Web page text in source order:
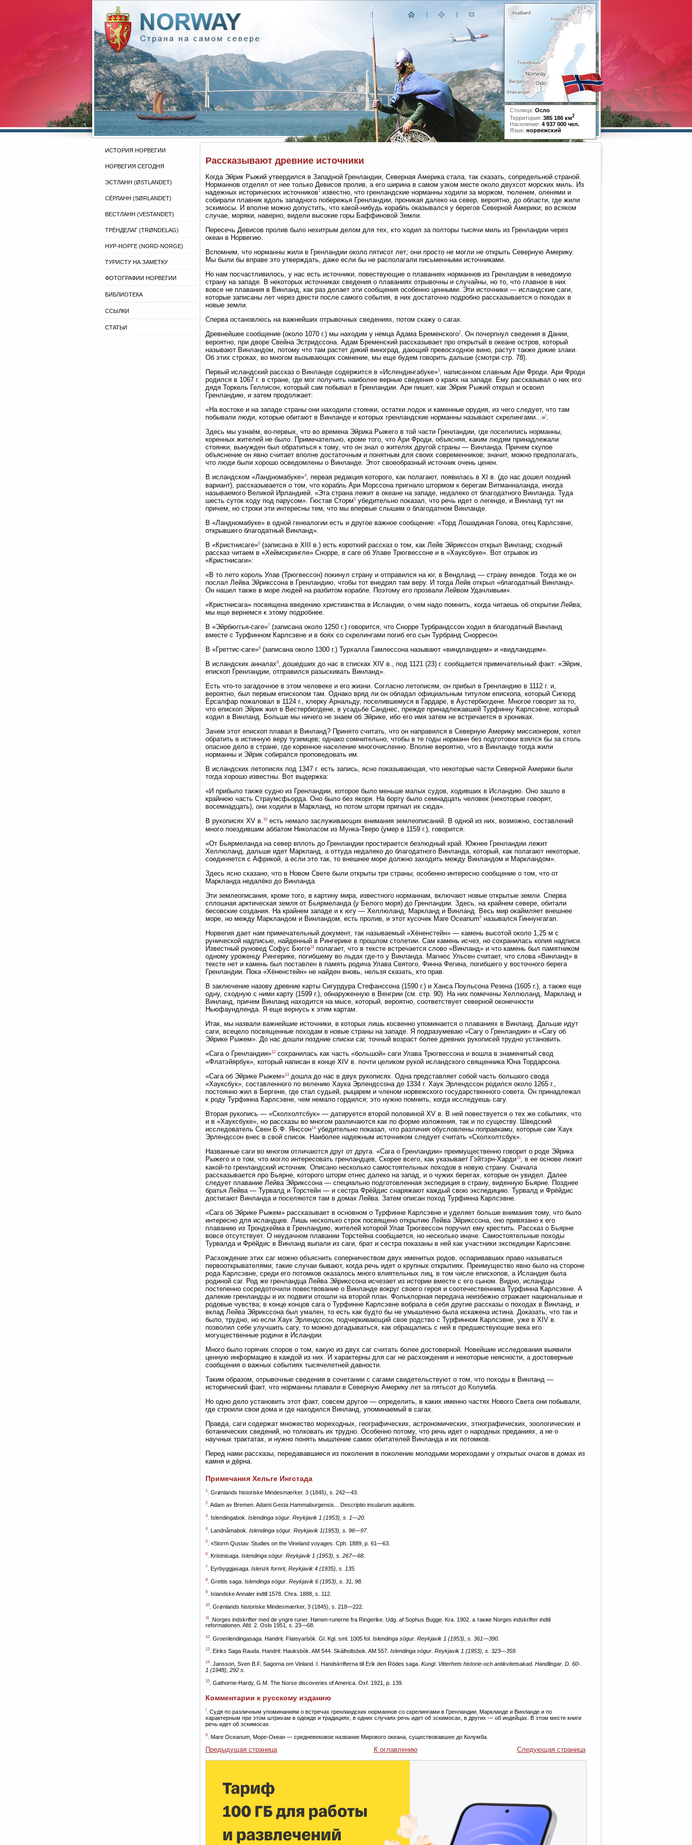
Столица: Осло
Территория: 385 186 км2
Население: 4 937 000 чел.
Язык: норвежский
ИСТОРИЯ НОРВЕГИИ
НОРВЕГИЯ СЕГОДНЯ
ЭСТЛАНН (ØSTLANDET)
СЁРЛАНН (SØRLANDET)
ВЕСТЛАНН (VESTANDET)
ТРЁНДЕЛАГ (TRØNDELAG)
НУР-НОРГЕ (NORD-NORGE)
ТУРИСТУ НА ЗАМЕТКУ
ФОТОГРАФИИ НОРВЕГИИ
БИБЛИОТЕКА
ССЫЛКИ
СТАТЬИ
Рассказывают древние источники
Когда Эйрик Рыжий утвердился в Западной Гренландии, Северная Америка стала, так сказать, сопредельной страной.
Норманнов отделял от нее только Девисов пролив, а его ширина в самом узком месте около двухсот морских миль. Из
надежных исторических источников1 известно, что гренландские норманны ходили за моржом, тюленем, оленями и
собирали плавник вдоль западного побережья Гренландии, проникая далеко на север, вероятно, до области, где жили
эскимосы. И вполне можно допустить, что какой-нибудь корабль оказывался у берегов Северной Америки; во всяком
случае, моряки, наверно, видели высокие горы Баффиновой Земли.
Пересечь Девисов пролив было нехитрым делом для тех, кто ходил за полторы тысячи миль из Гренландии через
океан в Норвегию.
Вспомним, что норманны жили в Гренландии около пятисот лет; они просто не могли не открыть Северную Америку.
Мы были бы вправе это утверждать, даже если бы не располагали письменными источниками.
Но нам посчастливилось, у нас есть источники, повествующие о плаваниях норманнов из Гренландии в неведомую
страну на западе. В некоторых источниках сведения о плаваниях отрывочны и случайны, но то, что главное в них
вовсе не плавания в Винланд, как раз делает эти сообщения особенно ценными. Эти источники — исландские саги,
которые записаны лет через двести после самого события, в них достаточно подробно рассказывается о походах в
новые земли.
Сперва остановлюсь на важнейших отрывочных сведениях, потом скажу о сагах.
Древнейшее сообщение (около 1070 г.) мы находим у немца Адама Бременского2. Он почерпнул сведения в Дании,
вероятно, при дворе Свейна Эстридссона. Адам Бременский рассказывает про открытый в океане остров, который
называют Винландом, потому что там растет дикий виноград, дающий превосходное вино, растут также дикие злаки.
Об этих строках, во многом вызывающих сомнение, мы еще будем говорить дальше (смотри стр. 78).
Первый исландский рассказ о Винланде содержится в «Ислендингабуке»3
, написанном славным Ари Фроди. Ари Фроди
родился в 1067 г. в стране, где мог получить наиболее верные сведения о краях на западе. Ему рассказывал о них его
дядя Торкель Геллисон, который сам побывал в Гренландии. Ари пишет, как Эйрик Рыжий открыл и освоил
Гренландию, и затем продолжает:
«На востоке и на западе страны они находили стоянки, остатки лодок и каменные орудия, из чего следует, что там
побывали люди, которые обитают в Винланде и которых гренландские норманны называют скрелингами...» .
Здесь мы узнаём, во-первых, что во времена Эйрика Рыжего в той части Гренландии, где поселились норманны,
коренных жителей не было. Примечательно, кроме того, что Ари Фроди, объясняя, каким людям принадлежали
стоянки, вынужден был обратиться к тому, что он знал о жителях другой страны — Винланда. Причем скупое
объяснение он явно считает вполне достаточным и понятным для своих современников; значит, можно предполагать,
что люди были хорошо осведомлены о Винланде. Этот своеобразный источник очень ценен.
В исландском «Ландномабуке»4, первая редакция которого, как полагают, появилась в XI в. (до нас дошел поздний
вариант), рассказывается о том, что корабль Ари Морссона пригнало штормом к берегам Витманналанда, иногда
называемого Великой Ирландией. «Эта страна лежит в океане на западе, недалеко от благодатного Винланда. Туда
шесть суток ходу под парусом». Гюстав Сторм5 убедительно показал, что речь идет о легенде, и Винланд тут ни
причем, но строки эти интересны тем, что мы впервые слышим о благодатном Винланде.
В «Ландномабуке» в одной генеалогии есть и другое важное сообщение: «Торд Лошадиная Голова, отец Карлсэвне,
открывшего благодатный Винланд».
В «Кристнисаге»6 (записана в XIII в.) есть короткий рассказ о том, как Лейв Эйрикссон открыл Винланд; сходный
рассказ читаем в «Хеймскрингле» Снорре, в саге об Улаве Трюгвессоне и в «Хауксбуке». Вот отрывок из
«Кристнисаги»:
«В то лето король Улав (Трюгвессон) покинул страну и отправился на юг, в Вендланд — страну венедов. Тогда же он
послал Лейва Эйрикссона в Гренландию, чтобы тот внедрял там веру. И тогда Лейв открыл «благодатный Винланд».
Он нашел также в море людей на разбитом корабле. Поэтому его прозвали Лейвом Удачливым».
«Кристнисага» посвящена введению христианства в Исландии, о чем надо помнить, когда читаешь об открытии Лейва;
мы еще вернемся к этому подробнее.
В «Эйрбюггья-саге»7 (записана около 1250 г.) говорится, что Снорре Турбрандссон ходил в благодатный Винланд
вместе с Турфинном Карлсэвне и в боях со скрелингами погиб его сын Турбранд Снорресон.
В «Греттис-саге»8 (записана около 1300 г.) Турхалла Гамлессона называют «виндландцем» и «видландцем».
В исландских анналах9, дошедших до нас в списках XIV в., под 1121 (23) г. сообщается примечательный факт: «Эйрик,
епископ Гренландии, отправился разыскивать Винланд».
Есть что-то загадочное в этом человеке и его жизни. Согласно летописям, он прибыл в Гренландию в 1112 г. и,
вероятно, был первым епископом там. Однако вряд ли он обладал официальным титулом епископа, который Сигюрд
Ёрсалфар пожаловал в 1124 г., клерку Арнальду, поселившемуся в Гардаре, в Аустербюгдене. Многое говорит за то,
что епископ Эйрик жил в Вестербюгдене, в усадьбе Санднес, прежде принадлежавшей Турфинну Карлсэвне, который
ходил в Винланд. Больше мы ничего не знаем об Эйрике, ибо его имя затем не встречается в хрониках.
Зачем этот епископ плавал в Винланд? Принято считать, что он направился в Северную Америку миссионером, хотел
обратить в истинную веру туземцев; однако сомнительно, чтобы в те годы норманн без подготовки взялся бы за столь
опасное дело в стране, где коренное население многочисленно. Вполне вероятно, что в Винланде тогда жили
норманны и Эйрик собирался проповедовать им.
В исландских летописях под 1347 г. есть запись, ясно показывающая, что некоторые части Северной Америки были
тогда хорошо известны. Вот выдержка:
«И прибыло также судно из Гренландии, которое было меньше малых судов, ходивших в Исландию. Оно зашло в
крайнюю часть Страумсфьорда. Оно было без якоря. На борту было семнадцать человек (некоторые говорят,
восемнадцать), они ходили в Маркланд, но потом шторм пригнал их сюда».
В рукописях XV в.10 есть немало заслуживающих внимания землеописаний. В одной из них, возможно, составлений
много поездившим аббатом Николасом из Мунка-Тверо (умер в 1159 г.), говорится:
«От Бьярмеланда на север вплоть до Гренландии простирается безлюдный край. Южнее Гренландии лежит
Хеллюланд, дальше идет Маркланд, а оттуда недалеко до благодатного Винланда, который, как полагают некоторые,
соединяется с Африкой, а если это так, то внешнее море должно заходить между Винландом и Маркландом».
Здесь ясно сказано, что в Новом Свете были открыты три страны; особенно интересно сообщение о том, что от
Маркланда недалёко до Винланда.
Эти землеописания, кроме того, в картину мира, известного норманнам, включают новые открытые земли. Сперва
сплошная арктическая земля от Бьярмеланда (у Белого моря) до Гренландии. Здесь, на крайнем севере, обитали
бесовские создания. На крайнем западе и к югу — Хеллюланд, Маркланд и Винланд. Весь мир окаймляет внешнее
море, но между Маркландом и Винландом, есть пролив, и этот кусочек Mare OceanumII назывался Гиннунгагап.
Норвегия дает нам примечательный документ, так называемый «Хёненстейн» — камень высотой около 1,25 м с
рунической надписью, найденный в Рингерике в прошлом столетии. Сам камень исчез, но сохранилась копия надписи.
Известный руновед Софус Бюгге11 полагает, что в тексте встречается слово «Винланд» и что камень был памятником
одному уроженцу Рингерике, погибшему во льдах где-то у Винланда. Магнюс Ульсен считает, что слова «Винланд» в
тексте нет и камень был поставлен в память родича Улава Святого, Финна Фегина, погибшего у восточного берега
Гренландии. Пока «Хёненстейн» не найден вновь, нельзя сказать, кто прав.
В заключение назову древние карты Сигурдура Стефанссона (1590 г.) и Ханса Поульсона Резена (1605 г.), а также еще
одну, сходную с ними карту (1599 г.), обнаруженную в Венгрии (см. стр. 90). На них помечены Хеллюланд, Маркланд и
Винланд, причем Винланд находится на мысе, который, вероятно, соответствует северной оконечности
Ньюфаундленда. Я еще вернусь к этим картам.
Итак, мы назвали важнейшие источники, в которых лишь косвенно упоминается о плаваниях в Винланд. Дальше идут
саги, всецело посвященные походам в новые страны на западе. Я подразумеваю «Сагу о Гренландии» и «Сагу об
Эйрике Рыжем». До нас дошли поздние списки саг, точный возраст более древних рукописей трудно установить.
«Сага о Гренландии»12 сохранилась как часть «большой» саги Улава Трюгвессона и вошла в знаменитый свод
«Флатэйярбук», который написан в конце XIV в. почти целиком рукой исландского священника Юна Тордарсона.
«Сага об Эйрике Рыжем»13 дошла до нас в двух рукописях. Одна представляет собой часть большого свода
«Хауксбук», составленного по велению Хаука Эрлендссона до 1334 г. Хаук Эрлендссон родился около 1265 г.,
постоянно жил в Бергене, где стал судьей, рыцарем и членом норвежского государственного совета. Он принадлежал
к роду Турфинна Карлсэвне, чем немало гордился; это нужно помнить, когда исследуешь сагу.
Вторая рукопись — «Сколхолтсбук» — датируется второй половиной XV в. В ней повествуется о тех же событиях, что
и в «Хауксбуке», но рассказы во многом различаются как по форме изложения, так и по существу. Шведский
исследователь Свен Б.Ф. Янссон14убедительно показал, что различия обусловлены поправками, которые сам Хаук
Эрлендссон внес в свой список. Наиболее надежным источником следует считать «Сколхолтсбук».
Названные саги во многом отличаются друг от друга. «Сага о Гренландии» преимущественно говорит о роде Эйрика
Рыжего и о том, что могло интересовать гренландцев, Скорее всего, как указывает Гэйтэрн-Харди15, в ее основе лежит
какой-то гренландский источник. Описано несколько самостоятельных походов в новую страну. Сначала
рассказывается про Бьярне, которого шторм отнес далеко на запад, и о чужих берегах, которые он увидел. Далее
следует плавание Лейва Эйрикссона — специально подготовленная экспедиция в страну, виденную Бьярне. Позднее
братья Лейва — Турвалд и Торстейн — и сестра Фрёйдис снаряжают каждый свою экспедицию. Турвалд и Фрёйдис
достигают Винланда и поселяются там в домах Лейва. Затем описан поход Турфинна Карлсэвне.
«Сага об Эйрике Рыжем» рассказывает в основном о Турфинне Карлсэвне и уделяет больше внимания тому, что было
интересно для исландцев. Лишь несколько строк посвящено открытию Лейва Эйрикссона, оно привязано к его
плаванию из Трондхейма в Гренландию, жителей которой Улав Трюгвессон поручил ему крестить. Рассказ о Бьярне
вовсе отсутствует. О неудачном плавании Торстейна сообщается, но несколько иначе. Самостоятельные походы
Турвалда и Фрёйдис в Винланд выпали из саги, брат и сестра показаны в ней как участники экспедиции Карлсэвне.
Расхождение этих саг можно объяснить соперничеством двух именитых родов, оспаривавших право называться
первооткрывателями; такие случаи бывают, когда речь идет о крупных открытиях. Преимущество явно было на стороне
рода Карлсэвне, среди его потомков оказалось много влиятельных лиц, в том числе епископов, а Исландия была
родиной саг. Род же гренландца Лейва Эйрикссона исчезает из истории вместе с его сыном. Видно, исландцы
постепенно сосредоточили повествование о Винланде вокруг своего героя и соотечественника Турфинна Карлсэвне. А
далекие гренландцы и их подвиги отошли на второй план. Фольклорная передача неизбежно отражает национальные и
родовые чувства; в конце концов сага о Турфинне Карлсэвне вобрала в себя другие рассказы о походах в Винланд, и
вклад Лейва Эйрикссона был умален, то есть как будто бы не умышленно была искажена истина. Доказать, что так и
было, трудно, но если Хаук Эрлендссон, подчеркивающий свое родство с Турфинном Карлсэвне, уже в XIV в.
позволил себе улучшить сагу, то можно догадываться, как обращались с ней в предшествующие века его
могущественные родичи в Исландии.
Много было горячих споров о том, какую из двух саг считать более достоверной. Новейшие исследования выявили
ценную информацию в каждой из них. И характерны для саг не расхождения и некоторые неясности, а достоверные
сообщения о важных событиях тысячелетней давности.
Таким образом, отрывочные сведения в сочетании с сагами свидетельствуют о том, что походы в Винланд —
исторический факт, что норманны плавали в Северную Америку лет за пятьсот до Колумба.
Но одно дело установить этот факт, совсем другое — определить, в каких именно частях Нового Света они побывали,
где строили свои дома и где находился Винланд, упоминаемый в сагах.
Правда, саги содержат множество мореходных, географических, астрономических, этнографических, зоологических и
ботанических сведений, но толковать их трудно. Особенно потому, что речь идет о народных преданиях, а не о
научных трактатах, и нужно понять мышление самих обитателей Винланда и их потомков.
Перед нами рассказы, передававшиеся из поколения в поколение молодыми мореходами у открытых очагов в домах из
камня и дёрна.
Примечания Хельге Ингстада
1 . Grønlands historiske Mindesmærker. 3 (1845), s. 242—43.
2 . Adam av Bremen. Adami Gesta Hammaburgensis... Descriptio insularum aquilonis.
3 . Islendingabok. Islendinga sögur. Reykjavik 1 (1953), s. 1—20.
4. Landnåmabok. Islendinga sögur. Reykjavik 1(1953), s. 96—97.
5 . «Storm Qustav. Studies on the Vineland voyages. Cph. 1889, p. 61—63.
6 . Kristnisaga. Islendinga sögur. Reykjavik 1 (1953), s. 267—68.
7 . Eyrbyggjasaga. Islenzk fornrit, Reykjavik 4 (1935), s. 135.
8 . Grettis saga. Islendinga sögur. Reykjavik 6 (1953), s. 31, 98.
9 . Islandske Annaler indtll 1578. Chra. 1888, s. 112.
10 . Grønlands historiske Mindesmærker, 3 (1845), s. 218—222.
11
. Norges indskrifter med de yngre runer. Hønen-runerne fra Ringerike. Udg. af Sophus Bugge. Kra. 1902. а также Norges indskrifter indtil
reformationen. Afd. 2. Oslo 1951, s. 23—68.
12 . Groenlendingasaga. Handrit: Flateyarbòk. Gl. Kgl. sml. 1005 fol. Islendinga sögur. Reykjavik 1 (1953), s. 361—390.
13 . Eiriks Saga Rauda. Handrit: Hauksbòk. AM 544. Skálholtsbok. AM 557. Islendinga sögur. Reykjavik 1 (1953), s. 323—359.
14. Janssоn, Sven B.F. Sagorna om Vinland. I. Handskrifterna till Erik den Rödes saga. Kungl. Vitterhets historie-och antikvitetsakad. Handlingar. D. 60-.
1 (1948), 292 s.
15 . Gathоrne-Hardy, G.M. The Norse discoveries of America. Oxf. 1921, p. 139.
Комментарии к русскому изданию
. Судя по различным упоминаниям о встречах гренландских норманнов со скрелингами в Гренландии, Маркланде и Винланде и по
характерным при этом штрихам в одежде и традициях, в одних случаях речь идет об эскимосах, в других — об индейцах. В этом месте книги
речь идет об эскимосах.
. Mare Oceanum, Море-Океан — средневековое название Мирового океана, существовавшее до Колумба.
Предыдущая страница К оглавлению Следующая страница